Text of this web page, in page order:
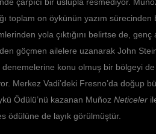
toplam on öykünün yazım sürecinden
yola çıktığını belirtse de,
göçmen ailelere uzanarak John
denemelerine konu olmuş bir bölgeyi
Merkez Vadi’deki Fresno’da doğup
Ödülü’nü kazanan Muñoz Neticeler
ödülüne de layık görülmüştür.